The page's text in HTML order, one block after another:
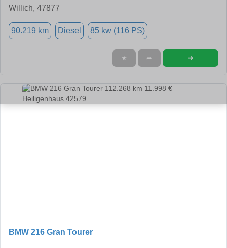
Willich, 47877
90.219 km Diesel 85 kw (116 PS)
★ ➦ ➜
BMW 216 Gran Tourer